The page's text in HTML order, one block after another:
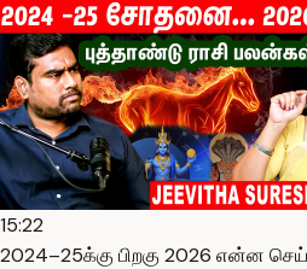
15:22
2024–25க்கு பிறகு 2026 என்ன